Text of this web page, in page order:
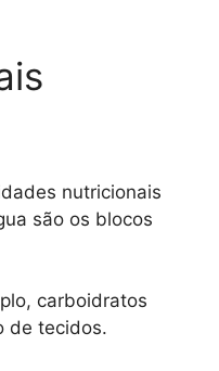
nutricionais
são os blocos
carboidratos
de tecidos.